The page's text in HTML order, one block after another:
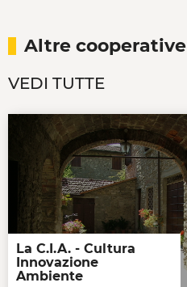
Altre cooperative
VEDI TUTTE
La C.I.A. - Cultura
Innovazione
Ambiente